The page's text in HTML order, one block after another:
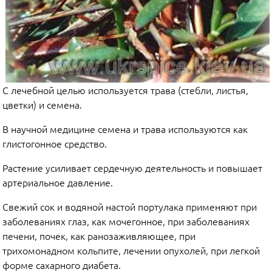
С лечебной целью используется трава (стебли, листья,
цветки) и семена.
В научной медицине семена и трава используются как
глистогонное средство.
Растение усиливает сердечную деятельность и повышает
артериальное давление.
Свежий сок и водяной настой портулака применяют при
заболеваниях глаз, как мочегонное, при заболеваниях
печени, почек, как ранозаживляющее, при
трихомонадном кольпите, лечении опухолей, при легкой
форме сахарного диабета.